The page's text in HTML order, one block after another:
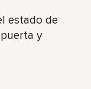
estado de
y